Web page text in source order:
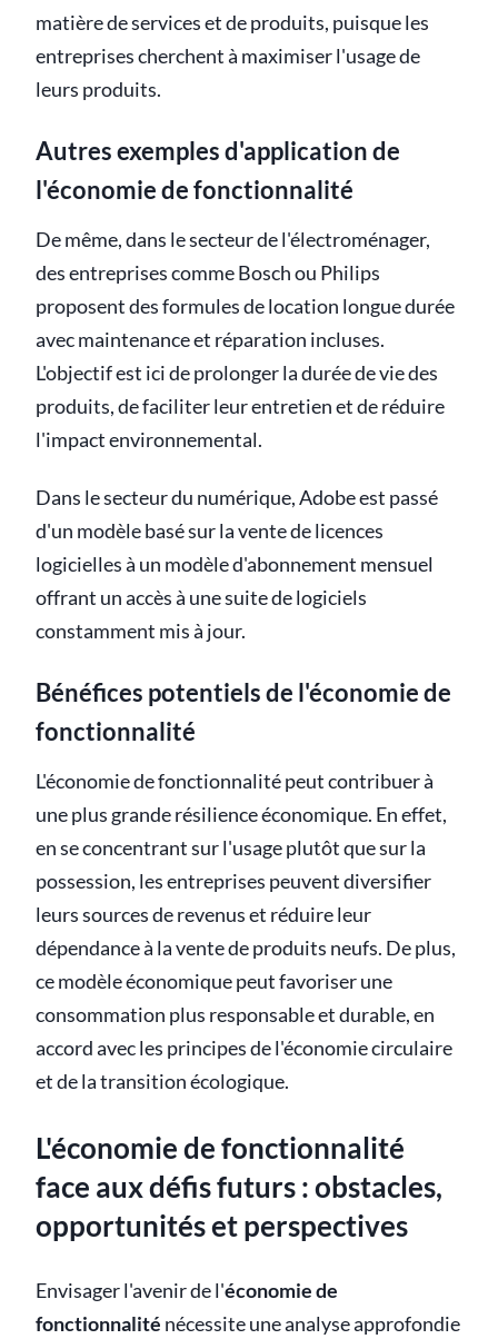
matière de services et de produits, puisque les
entreprises cherchent à maximiser l'usage de
leurs produits.
Autres exemples d'application de
l'économie de fonctionnalité
De même, dans le secteur de l'électroménager,
des entreprises comme Bosch ou Philips
proposent des formules de location longue durée
avec maintenance et réparation incluses.
L'objectif est ici de prolonger la durée de vie des
produits, de faciliter leur entretien et de réduire
l'impact environnemental.
Dans le secteur du numérique, Adobe est passé
d'un modèle basé sur la vente de licences
logicielles à un modèle d'abonnement mensuel
offrant un accès à une suite de logiciels
constamment mis à jour.
Bénéfices potentiels de l'économie de
fonctionnalité
L'économie de fonctionnalité peut contribuer à
une plus grande résilience économique. En effet,
en se concentrant sur l'usage plutôt que sur la
possession, les entreprises peuvent diversifier
leurs sources de revenus et réduire leur
dépendance à la vente de produits neufs. De plus,
ce modèle économique peut favoriser une
consommation plus responsable et durable, en
accord avec les principes de l'économie circulaire
et de la transition écologique.
L'économie de fonctionnalité
face aux défis futurs : obstacles,
opportunités et perspectives
Envisager l'avenir de l'économie de
fonctionnalité nécessite une analyse approfondie